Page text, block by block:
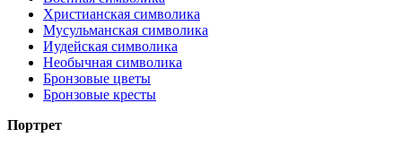
Христианская символика
Мусульманская символика
Иудейская символика
Необычная символика
Бронзовые цветы
Бронзовые кресты
Портрет